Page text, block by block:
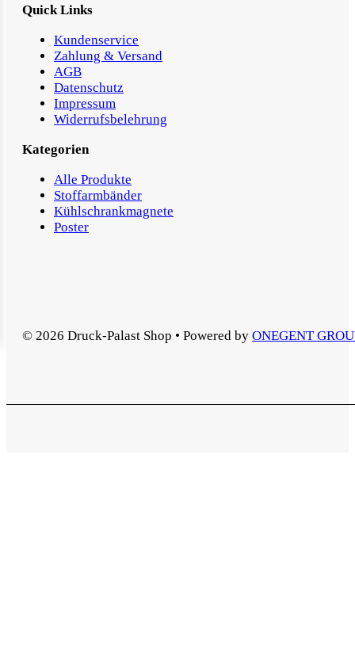
Quick Links
Kundenservice
Zahlung & Versand
AGB
Datenschutz
Impressum
Widerrufsbelehrung
Kategorien
Alle Produkte
Stoffarmbänder
Kühlschrankmagnete
Poster
© 2026 Druck-Palast Shop • Powered by ONEGENT